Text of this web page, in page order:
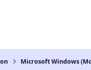
Microsoft Windows